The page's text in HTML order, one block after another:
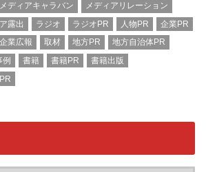
メディアキャラバン
メディアリレーション
露出 ラジオ ラジオPR 人物PR
企業PR
企業広報 取材 地方PR
地方自治体PR
書籍 書籍PR
書籍出版